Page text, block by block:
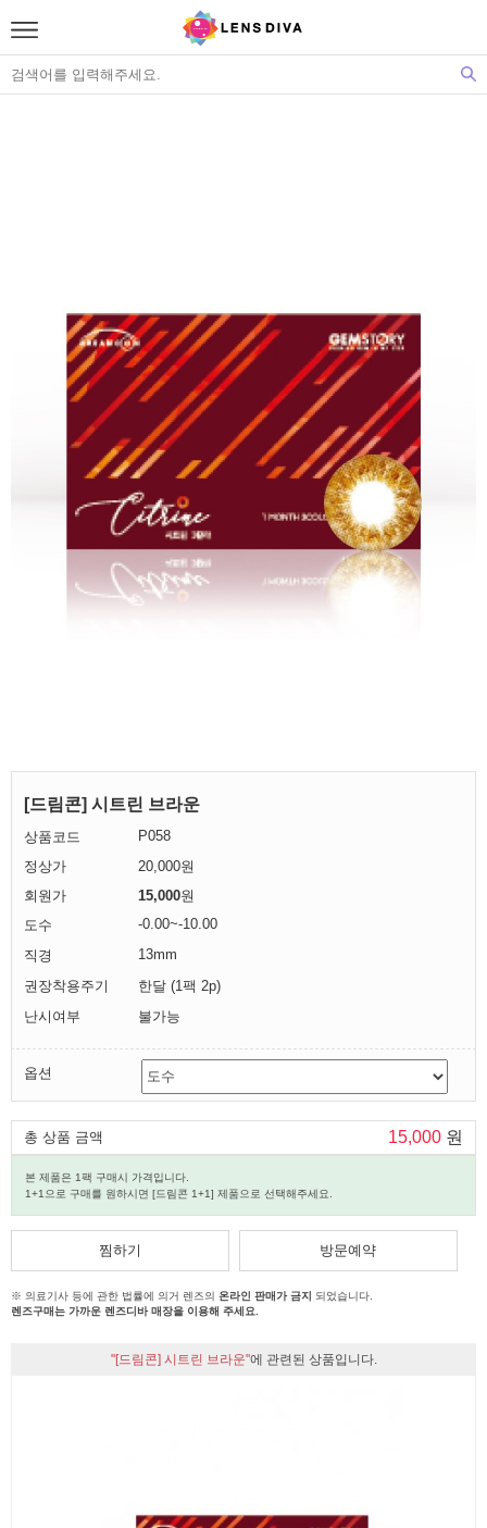
[드림콘] 시트린 브라운
상품코드
P058
정상가
20,000원
회원가
15,000원
도수
-0.00~-10.00
직경
13mm
권장착용주기
한달 (1팩 2p)
난시여부
불가능
옵션
총 상품 금액 15,000원
본 제품은 1팩 구매시 가격입니다.
1+1으로 구매를 원하시면 [드림콘 1+1] 제품으로 선택해주세요.
찜하기 방문예약
※ 의료기사 등에 관한 법률에 의거 렌즈의 온라인 판매가 금지
되었습니다.
렌즈구매는 가까운 렌즈디바 매장을 이용해 주세요.
"[드림콘] 시트린 브라운"에 관련된 상품입니다.